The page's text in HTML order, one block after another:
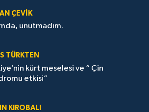
ÇEVİK
unutmadım.
TÜRKTEN
kürt meselesi ve “ Çin
etkisi”
KIROBALI